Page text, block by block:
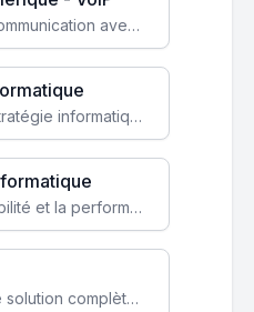
Simplifiez votre communication avec une solution VoIP flexible, économique et adaptée à vos besoins professionnels.
Optimisez votre stratégie informatique avec l'expertise de nos consultants pour améliorer votre efficacité et sécurité.
Garantissez la stabilité et la performance de votre entreprise avec une infrastructure IT sécurisée et évolutive.
Microsoft 365 une solution complète qui booste votre productivité, renforce la sécurité de vos données et facilite la collaboration.